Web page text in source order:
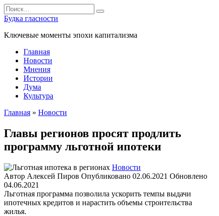
Перейти
к
содержанию
Search
for:
Будка гласности
Ключевые моменты эпохи капитализма
Главная
Новости
Мнения
Истории
Дума
Культура
Главная » Новости
Главы регионов просят продлить
программу льготной ипотеки
Новости
Автор Алексей Пиров Опубликовано 02.06.2021 Обновлено
04.06.2021
Льготная программа позволила ускорить темпы выдачи
ипотечных кредитов и нарастить объемы строительства
жилья.